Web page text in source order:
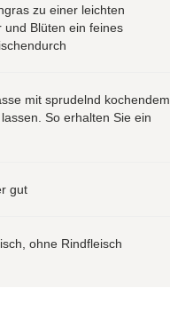
zu einer leichten
Blüten ein feines
mit sprudelnd kochendem
So erhalten Sie ein
gut
ohne Rindfleisch